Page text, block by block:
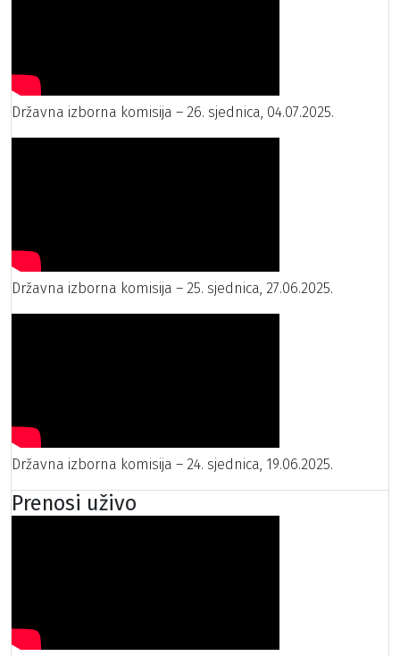
Državna izborna komisija – 26. sjednica, 04.07.2025.
Državna izborna komisija – 25. sjednica, 27.06.2025.
Državna izborna komisija – 24. sjednica, 19.06.2025.
Prenosi uživo